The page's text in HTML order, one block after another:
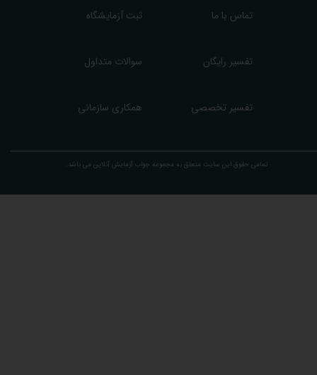
تمامی حقوق این سایت متعلق به مجموعه ​جواب آزمایش آنلاین می باشد.
تفسیر تخصصی
تفسیر رایگان
ثبت آزمایشگاه تماس با ما
سوالات متداول
همکاری سازمانی